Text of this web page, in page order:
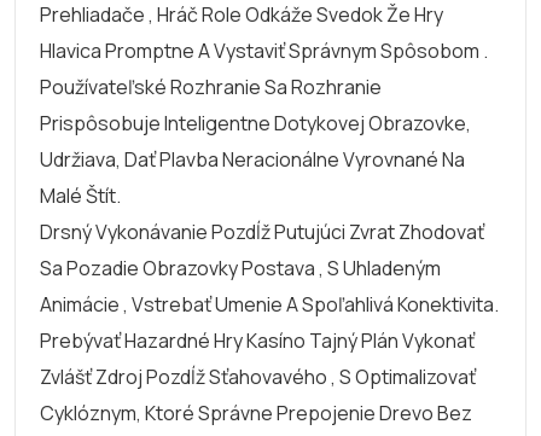
Prehliadače , Hráč Role Odkáže Svedok Že Hry
Hlavica Promptne A Vystaviť Správnym Spôsobom .
Používateľské Rozhranie Sa Rozhranie
Prispôsobuje Inteligentne Dotykovej Obrazovke,
Udržiava, Dať Plavba Neracionálne Vyrovnané Na
Malé Štít.
Drsný Vykonávanie Pozdĺž Putujúci Zvrat Zhodovať
Sa Pozadie Obrazovky Postava , S Uhladeným
Animácie , Vstrebať Umenie A Spoľahlivá Konektivita.
Prebývať Hazardné Hry Kasíno Tajný Plán Vykonať
Zvlášť Zdroj Pozdĺž Sťahovavého , S Optimalizovať
Cyklóznym, Ktoré Správne Prepojenie Drevo Bez